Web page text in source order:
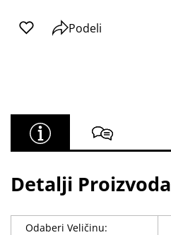
Podeli
Detalji Proizvoda
Odaberi Veličinu: